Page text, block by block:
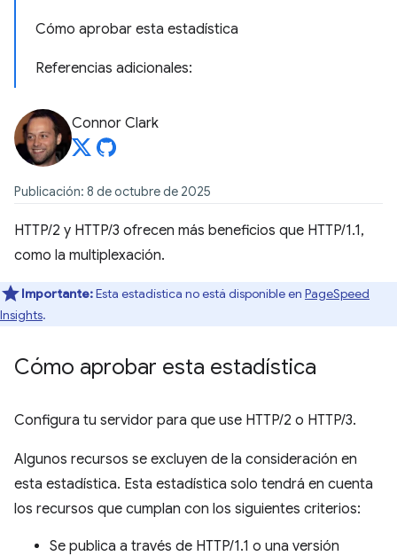
Cómo aprobar esta estadística
Referencias adicionales:
Connor Clark
Publicación: 8 de octubre de 2025
HTTP/2 y HTTP/3 ofrecen más beneficios que HTTP/1.1,
como la multiplexación.
Importante:Esta estadística no está disponible en PageSpeed
Insights.
Cómo aprobar esta estadística
Configura tu servidor para que use HTTP/2 o HTTP/3.
Algunos recursos se excluyen de la consideración en
esta estadística. Esta estadística solo tendrá en cuenta
los recursos que cumplan con los siguientes criterios:
Se publica a través de HTTP/1.1 o una versión